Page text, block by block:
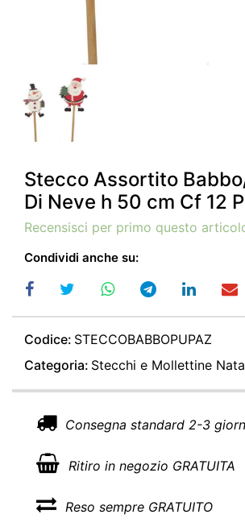
Stecco Assortito
Di Neve h 50 cm Cf 12
Recensisci per primo questo
Condividi anche su:
Codice: STECCOBABBOPUPAZ
Categoria: Stecchi e Mollettine
Consegna standard 2-3
Ritiro in negozio GRATUITA
Reso sempre GRATUITO